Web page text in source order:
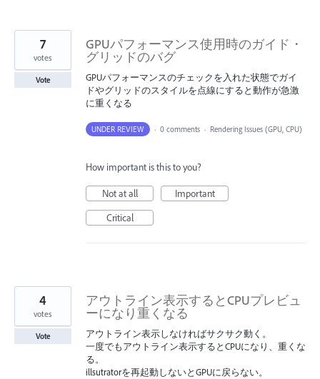
GPUパフォーマンス使用時のガイド・
グリッドのバグ
GPUパフォーマンスのチェックを入れた状態でガイ
ドやグリッドのスタイルを点線にすると動作が急激
に重くなる
7
votes
Vote
UNDER REVIEW · 0 comments · Rendering Issues (GPU, CPU)
How important is this to you?
Not at all
Important
Critical
アウトライン表示するとCPUプレビュ
ーになり重くなる
アウトライン表示しなければサクサク動く。
一度でもアウトライン表示するとCPUになり、重くな
る。
illsutratorを再起動しないとGPUに戻らない。
4
votes
Vote